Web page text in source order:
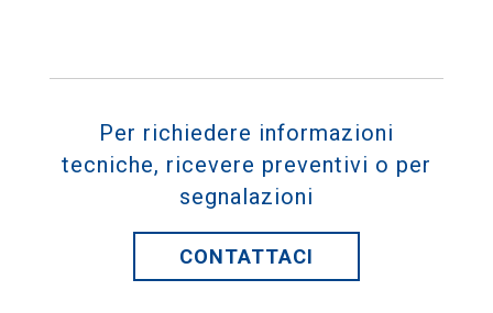
Per richiedere informazioni
tecniche, ricevere preventivi o per
segnalazioni
CONTATTACI